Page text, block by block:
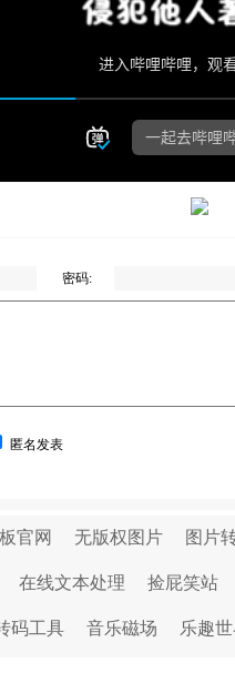
密码:
匿名发表
官网 无版权图片 图片
在线文本处理 捡屁笑站
码工具 音乐磁场 乐趣